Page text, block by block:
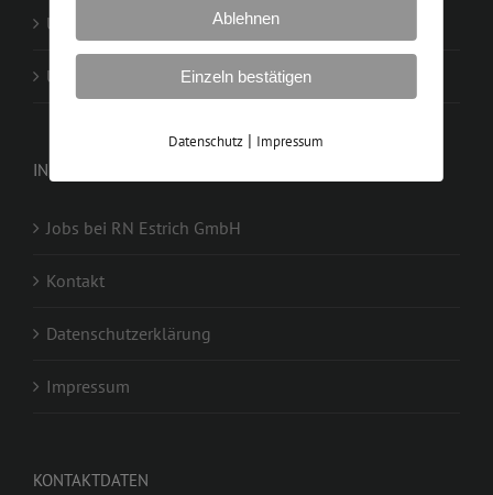
Unsere Produkte
Unsere Produktpartner
INFORMATIONEN
Jobs bei RN Estrich GmbH
Kontakt
Datenschutzerklärung
Impressum
KONTAKTDATEN
Ablehnen
Einzeln bestätigen
Datenschutz | Impressum